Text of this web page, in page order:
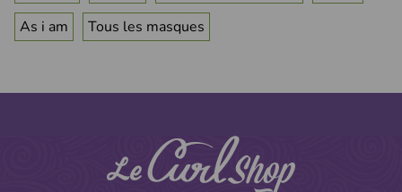
As i am
Tous les masques